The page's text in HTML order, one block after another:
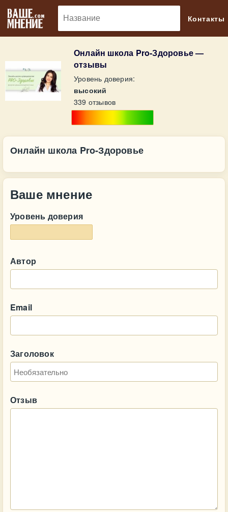
Контакты
Онлайн школа Pro-Здоровье —
отзывы
Уровень доверия:
высокий
339 отзывов
Онлайн школа Pro-Здоровье
Ваше мнение
Уровень доверия
Автор
Email
Заголовок
Отзыв